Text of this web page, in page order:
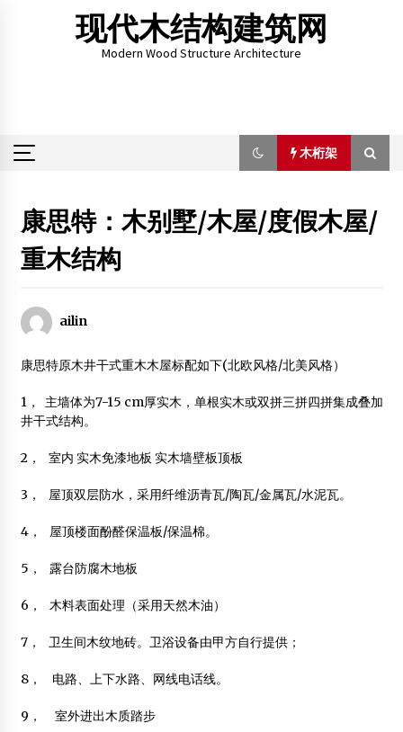
现代木结构建筑网
Modern Wood Structure Architecture
木桁架
福建省内最大木结构法堂落成 模仿唐朝建筑风格
2014年10月19日
上海博远木业：专业设计建造木结构木屋、木别墅
2012年10月25日
济南机场木屋工程——原木别墅
江苏神东木屋有限公司
2015年5月11日
日本木结构住宅营造技术及木材应用研讨会在南京召开
木结构建筑如何控制噪音
2014年1月4日
康思特：木别墅/木屋/度假木屋/
重木结构
ailin
康思特原木井干式重木木屋标配如下(北欧风格/北美风格）
1， 主墙体为7-15 cm厚实木，单根实木或双拼三拼四拼集成叠加
井干式结构。
2， 室内 实木免漆地板 实木墙壁板顶板
3， 屋顶双层防水，采用纤维沥青瓦/陶瓦/金属瓦/水泥瓦。
4， 屋顶楼面酚醛保温板/保温棉。
5， 露台防腐木地板
6， 木料表面处理（采用天然木油）
7， 卫生间木纹地砖。卫浴设备由甲方自行提供；
8， 电路、上下水路、网线电话线。
9， 室外进出木质踏步